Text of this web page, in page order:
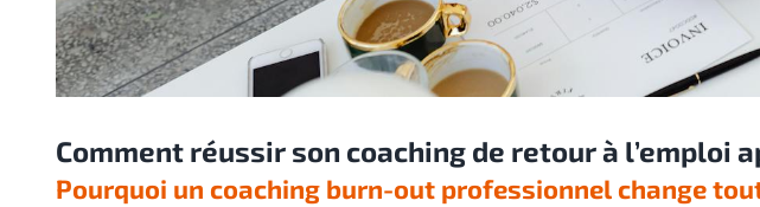
Comment réussir son coaching de retour à l’emploi
Pourquoi un coaching burn-out professionnel change